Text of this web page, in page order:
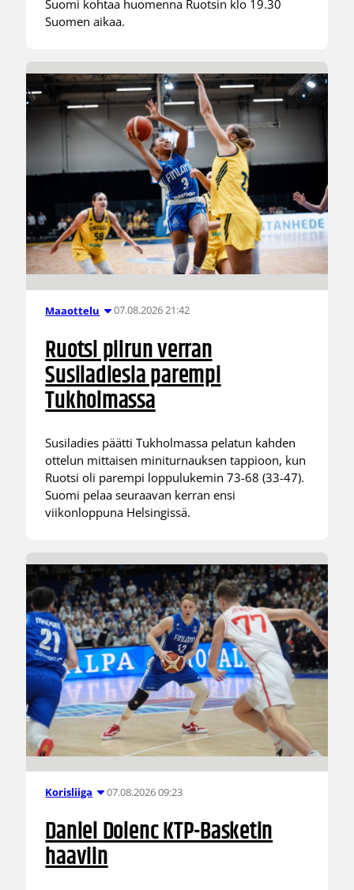
Suomi kohtaa huomenna Ruotsin klo 19.30
Suomen aikaa.
Maaottelu 07.08.2026 21:42
Ruotsi piirun verran
Susiladiesia parempi
Tukholmassa
Susiladies päätti Tukholmassa pelatun kahden
ottelun mittaisen miniturnauksen tappioon, kun
Ruotsi oli parempi loppulukemin 73-68 (33-47).
Suomi pelaa seuraavan kerran ensi
viikonloppuna Helsingissä.
Korisliiga 07.08.2026 09:23
Daniel Dolenc KTP-Basketin
haaviin